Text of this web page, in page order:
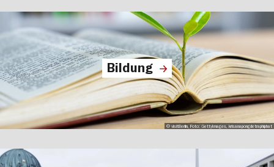
Bildung
© visitBerlin, Foto: GettyImages, krisanapongdetraphiphat